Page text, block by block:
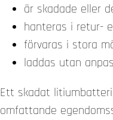
är skadade eller
hanteras i retur-
förvaras i stora
laddas utan
Ett skadat
omfattande